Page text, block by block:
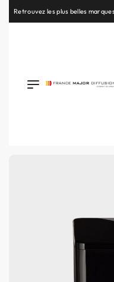
Retrouvez les plus belles